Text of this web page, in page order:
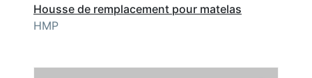
Housse de remplacement pour matelas
HMP